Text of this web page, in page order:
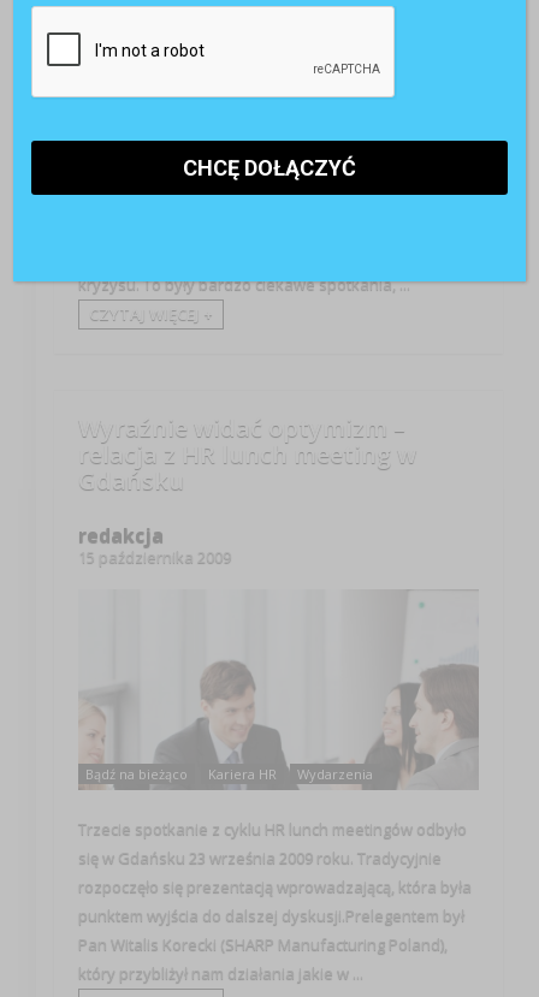
HR lunch meetingi mają już swoją tradycję. W ubiegłym
roku objeździliśmy Polskę spotkając się z czytelnikami
„Personelu i Zarządzania” i klientami Kontekst HR
kryzysu. To były bardzo ciekawe spotkania, ...
CZYTAJ WIĘCEJ +
Wyraźnie widać optymizm –
relacja z HR lunch meeting w
Gdańsku
redakcja
15 października 2009
Bądź na bieżąco Kariera HR Wydarzenia
Trzecie spotkanie z cyklu HR lunch meetingów odbyło
się w Gdańsku 23 września 2009 roku. Tradycyjnie
rozpoczęło się prezentacją wprowadzającą, która była
punktem wyjścia do dalszej dyskusji.Prelegentem był
Pan Witalis Korecki (SHARP Manufacturing Poland),
który przybliżył nam działania jakie w ...